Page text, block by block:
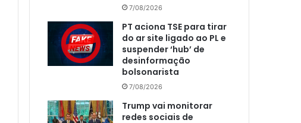
7/08/2026
PT aciona TSE para tirar
do ar site ligado ao PL e
suspender ‘hub’ de
desinformação
bolsonarista
7/08/2026
Trump vai monitorar
redes sociais de